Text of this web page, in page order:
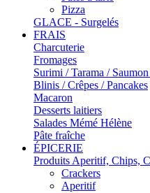
Pizza
GLACE - Surgelés
FRAIS
Charcuterie
Fromages
Surimi / Tarama /
Blinis / Crêpes / Pancakes
Macaron
Desserts laitiers
Salades Mémé Hélène
Pâte fraîche
ÉPICERIE
Produits Aperitif, Chips,
Crackers
Aperitif